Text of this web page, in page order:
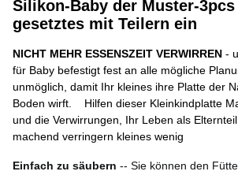
Silikon-Baby der Muster-
gesetztes mit Teilern ein
NICHT MEHR ESSENSZEIT VERWIRREN -
für Baby befestigt fest an alle mögliche
unmöglich, damit Ihr kleines ihre Platte der
Boden wirft. Hilfen dieser Kleinkindplatte
und die Verwirrungen, Ihr Leben als
machend verringern kleines wenig
Einfach zu säubern -- Sie können den